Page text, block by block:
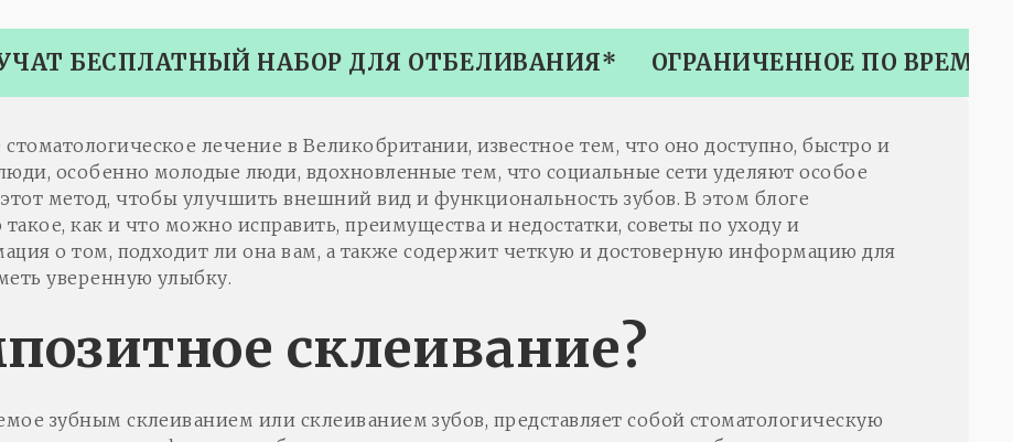
БЕСПЛАТНЫЙ НАБОР ДЛЯ ОТБЕЛИВАНИЯ* ОГРАНИЧЕННОЕ ПО
лечение в Великобритании, известное тем, что оно доступно, быстро и
особенно молодые люди, вдохновленные тем, что социальные сети уделяют особое
метод, чтобы улучшить внешний вид и функциональность зубов. В этом блоге
как и что можно исправить, преимущества и недостатки, советы по уходу и
о том, подходит ли она вам, а также содержит четкую и достоверную информацию для
уверенную улыбку.
склеивание?
зубным склеиванием или склеиванием зубов, представляет собой стоматологическую